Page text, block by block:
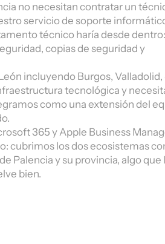
no necesitan contratar un
servicio de soporte
técnico haría desde
copias de seguridad y
incluyendo Burgos, Valladolid,
tecnológica y
como una extensión del
365 y Apple Business
cubrimos los dos ecosistemas
Palencia y su provincia, algo que
bien.